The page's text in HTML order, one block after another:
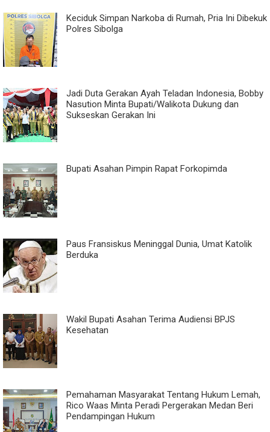
Keciduk Simpan Narkoba di Rumah, Pria Ini Dibekuk
Polres Sibolga
Jadi Duta Gerakan Ayah Teladan Indonesia, Bobby
Nasution Minta Bupati/Walikota Dukung dan
Sukseskan Gerakan Ini
Bupati Asahan Pimpin Rapat Forkopimda
Paus Fransiskus Meninggal Dunia, Umat Katolik
Berduka
Wakil Bupati Asahan Terima Audiensi BPJS
Kesehatan
Pemahaman Masyarakat Tentang Hukum Lemah,
Rico Waas Minta Peradi Pergerakan Medan Beri
Pendampingan Hukum